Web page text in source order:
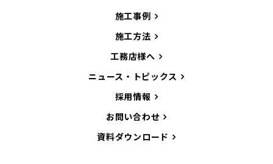
施工事例
施工方法
工務店様へ
ニュース・トピックス
採用情報
お問い合わせ
資料ダウンロード